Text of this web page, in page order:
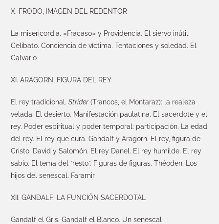
X. FRODO, IMAGEN DEL REDENTOR
La misericordia. «Fracaso» y Providencia. El siervo inútil.
Celibato. Conciencia de víctima. Tentaciones y soledad. El
Calvario
XI. ARAGORN, FIGURA DEL REY
El rey tradicional.Strider (Trancos, el Montaraz): la realeza
velada. El desierto. Manifestación paulatina. El sacerdote y el
rey. Poder espiritual y poder temporal: participación. La edad
del rey. El rey que cura. Gandalf y Aragorn. El rey, figura de
Cristo. David y Salomón. El rey Danel. El rey humilde. El rey
sabio. El tema del “resto”. Figuras de figuras. Théoden. Los
hijos del senescal. Faramir
XII. GANDALF: LA FUNCIÓN SACERDOTAL
Gandalf el Gris. Gandalf el Blanco. Un senescal